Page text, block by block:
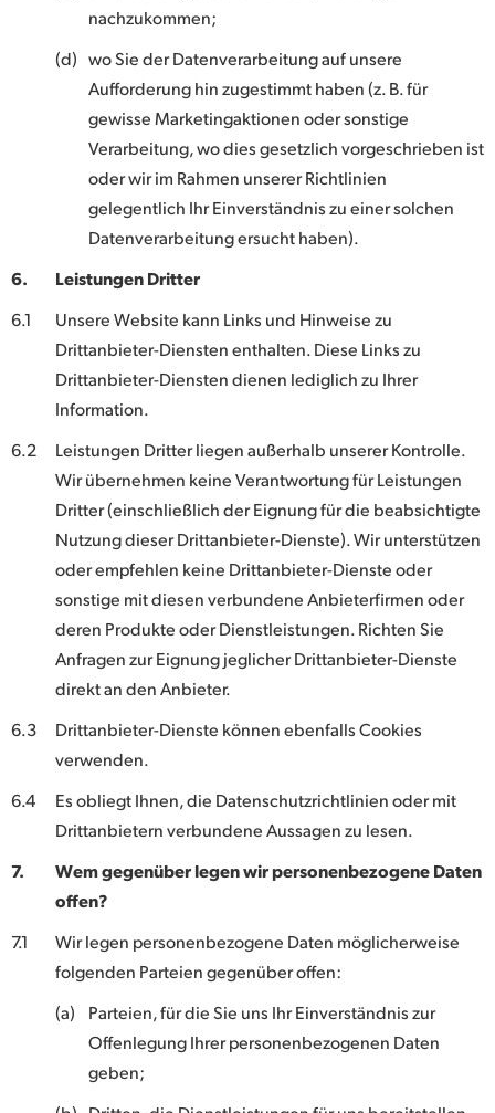
nachzukommen;
(d) wo Sie der Datenverarbeitung auf unsere
Aufforderung hin zugestimmt haben (z. B. für
gewisse Marketingaktionen oder sonstige
Verarbeitung, wo dies gesetzlich vorgeschrieben ist
oder wir im Rahmen unserer Richtlinien
gelegentlich Ihr Einverständnis zu einer solchen
Datenverarbeitung ersucht haben).
6.
Leistungen Dritter
6.1
Unsere Website kann Links und Hinweise zu
Drittanbieter-Diensten enthalten. Diese Links zu
Drittanbieter-Diensten dienen lediglich zu Ihrer
Information.
6.2
Leistungen Dritter liegen außerhalb unserer Kontrolle.
Wir übernehmen keine Verantwortung für Leistungen
Dritter (einschließlich der Eignung für die beabsichtigte
Nutzung dieser Drittanbieter-Dienste). Wir unterstützen
oder empfehlen keine Drittanbieter-Dienste oder
sonstige mit diesen verbundene Anbieterfirmen oder
deren Produkte oder Dienstleistungen. Richten Sie
Anfragen zur Eignung jeglicher Drittanbieter-Dienste
direkt an den Anbieter.
6.3
Drittanbieter-Dienste können ebenfalls Cookies
verwenden.
6.4
Es obliegt Ihnen, die Datenschutzrichtlinien oder mit
Drittanbietern verbundene Aussagen zu lesen.
7.
Wem gegenüber legen wir personenbezogene Daten
offen?
7.1
Wir legen personenbezogene Daten möglicherweise
folgenden Parteien gegenüber offen:
(a)
Parteien, für die Sie uns Ihr Einverständnis zur
Offenlegung Ihrer personenbezogenen Daten
geben;